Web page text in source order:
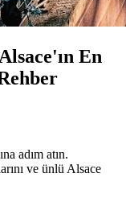
En
adım atın.
ve ünlü Alsace